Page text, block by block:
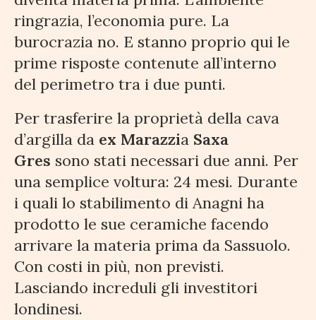
ringrazia, l’economia pure. La
burocrazia no. E stanno proprio qui le
prime risposte contenute all’interno
del perimetro tra i due punti.
Per trasferire la proprietà della cava
d’argilla da ex Marazzia Saxa
Gres sono stati necessari due anni. Per
una semplice voltura: 24 mesi. Durante
i quali lo stabilimento di Anagni ha
prodotto le sue ceramiche facendo
arrivare la materia prima da Sassuolo.
Con costi in più, non previsti.
Lasciando increduli gli investitori
londinesi.